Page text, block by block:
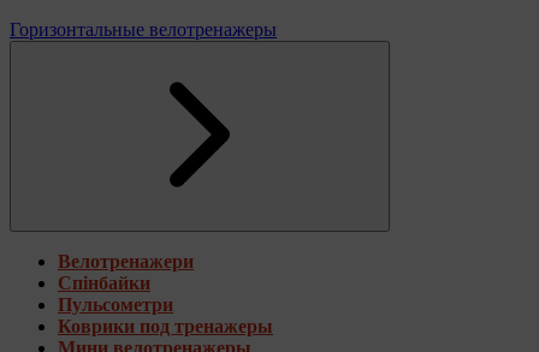
Горизонтальные велотренажеры
Велотренажери
Спінбайки
Пульсометри
Коврики под тренажеры
Мини велотренажеры